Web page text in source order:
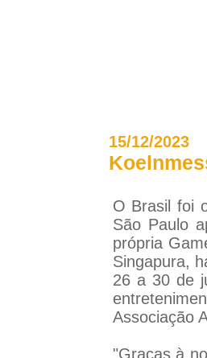
15/12/2023
O Brasil foi
São Paulo
própria
Singapura,
26 a 30 de
Associação
"Graças à